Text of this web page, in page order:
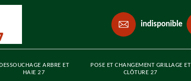
indisponible
ARBRE ET
HAIE 27
POSE ET CHANGEMENT GRILLAGE ET
CLÔTURE 27